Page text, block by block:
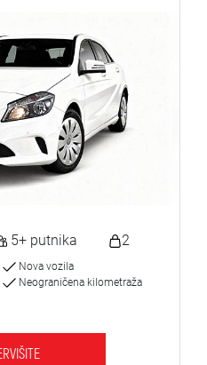
5+ putnika 2
Nova vozila
Neograničena kilometraža